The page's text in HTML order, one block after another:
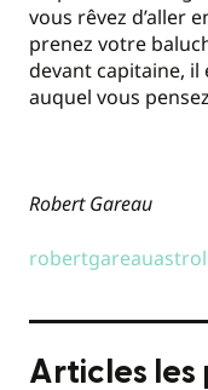
vous rêvez d’aller
prenez votre
devant capitaine,
auquel vous
Robert Gareau
Articles les